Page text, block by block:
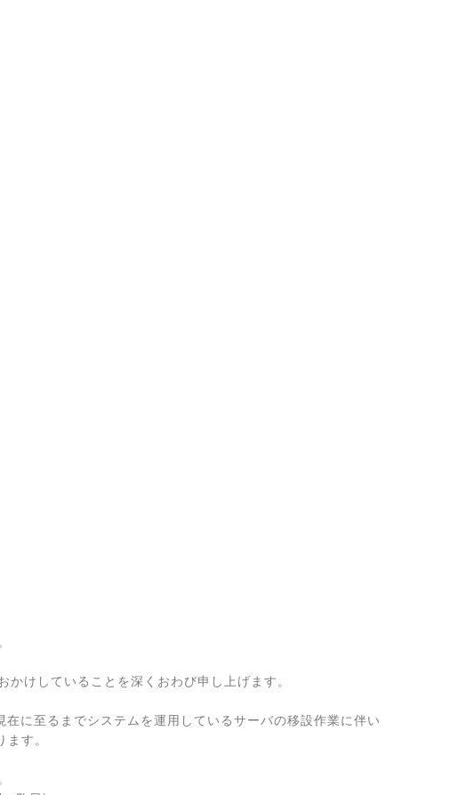
けしていることを深くおわび申し上げます。
に至るまでシステムを運用しているサーバの移設作業に伴い
す。